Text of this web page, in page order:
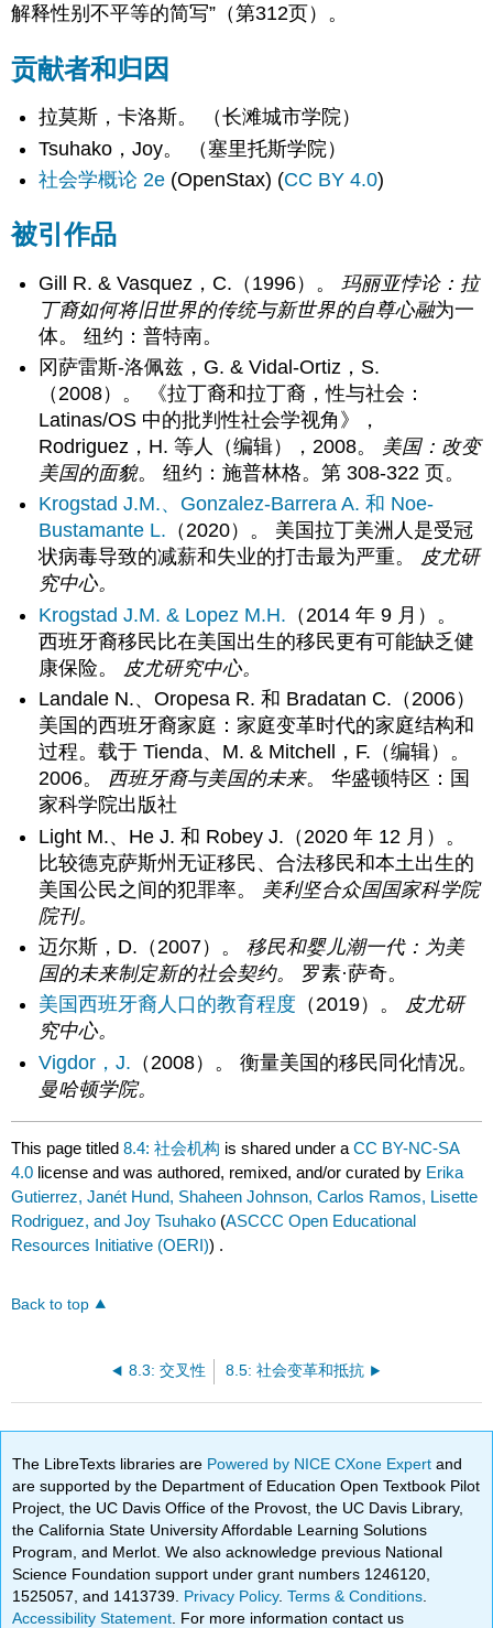
解释性别不平等的简写”（第312页）。
贡献者和归因
拉莫斯，卡洛斯。 （长滩城市学院）
Tsuhako，Joy。 （塞里托斯学院）
社会学概论 2e (OpenStax) (CC BY 4.0)
被引作品
Gill R. & Vasquez，C.（1996）。玛丽亚悖论：拉
丁裔如何将旧世界的传统与新世界的自尊心融为一
体。 纽约：普特南。
冈萨雷斯-洛佩兹，G. & Vidal-Ortiz，S.
（2008）。 《拉丁裔和拉丁裔，性与社会：
Latinas/OS 中的批判性社会学视角》，
Rodriguez，H. 等人（编辑），2008。 美国：改变
美国的面貌。 纽约：施普林格。第 308-322 页。
Krogstad J.M.、Gonzalez-Barrera A. 和 Noe-
Bustamante L. （2020）。 美国拉丁美洲人是受冠
状病毒导致的减薪和失业的打击最为严重。 皮尤研
究中心。
Krogstad J.M. & Lopez M.H. （2014 年 9 月）。
西班牙裔移民比在美国出生的移民更有可能缺乏健
康保险。
皮尤研究中心。
Landale N.、Oropesa R. 和 Bradatan C.（2006）
美国的西班牙裔家庭：家庭变革时代的家庭结构和
过程。载于 Tienda、M. & Mitchell，F.（编辑）。
2006。 西班牙裔与美国的未来。 华盛顿特区：国
家科学院出版社
Light M.、He J. 和 Robey J.（2020 年 12 月）。
比较德克萨斯州无证移民、合法移民和本土出生的
美国公民之间的犯罪率。 美利坚合众国国家科学院
院刊。
迈尔斯，D.（2007）。移民和婴儿潮一代：为美
国的未来制定新的社会契约。 罗素·萨奇。
美国西班牙裔人口的教育程度 （2019）。 皮尤研
究中心。
Vigdor，J. （2008）。 衡量美国的移民同化情况。
曼哈顿学院。
This page titled8.4: 社会机构 is shared under aCC BY-NC-SA
4.0 license and was authored, remixed, and/or curated by Erika
Gutierrez, Janét Hund, Shaheen Johnson, Carlos Ramos, Lisette
Rodriguez, and Joy Tsuhako (ASCCC Open Educational
Resources Initiative (OERI)) .
Back to top
8.3: 交叉性 8.5: 社会变革和抵抗
The LibreTexts libraries are Powered by NICE CXone Expertand
are supported by the Department of Education Open Textbook Pilot
Project, the UC Davis Office of the Provost, the UC Davis Library,
the California State University Affordable Learning Solutions
Program, and Merlot. We also acknowledge previous National
Science Foundation support under grant numbers 1246120,
1525057, and 1413739. Privacy Policy.Terms & Conditions
Accessibility Statement . For more information contact us